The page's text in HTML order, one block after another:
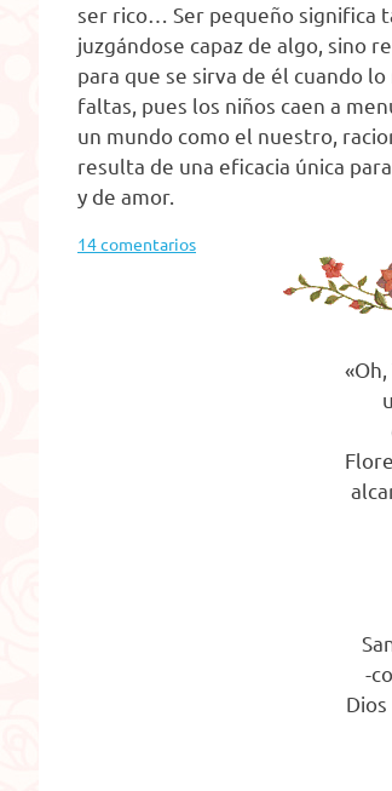
ser rico… Ser pequeño significa
juzgándose capaz de algo, sino
para que se sirva de él cuando
faltas, pues los niños caen a
un mundo como el nuestro,
resulta de una eficacia única
y de amor.
14 comentarios
-